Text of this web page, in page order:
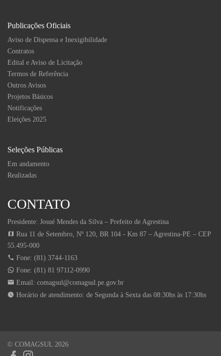
Publicações Oficiais
Aviso de Dispensa e Inexigibilidade
Contratos
Edital e Aviso de Licitação
Termos de Referência
Outros Avisos
Projetos Básicos
Notificações
Eleições 2025
Seleções Públicas
Em andamento
Realizadas
CONTATO
Presidente: Josué Mendes da Silva – Prefeito de Agrestina
Rua 11 de Setembro, Nº 120, BR 104 - Km 87 – Agrestina-PE – CEP
55.495-000
Fone: (81) 3744-1163
Fone: (81) 81 97112-0990
Email: comagsul@comagsul.pe.gov.br
Horário de atendimento: de Segunda à Sexta das 08:30hs às 17:30hs
© COMAGSUL 2026